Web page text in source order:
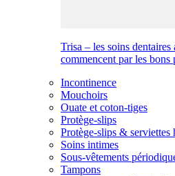
Trisa – les soins dentaires
commencent par les bons
Incontinence
Mouchoirs
Ouate et coton-tiges
Protège-slips
Protège-slips & serviettes
Soins intimes
Sous-vêtements
Tampons